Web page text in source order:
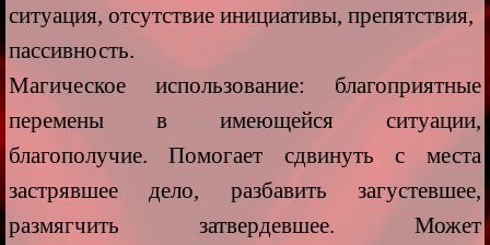
ситуация, отсутствие инициативы, препятствия,
пассивность.
Магическое использование: благоприятные
перемены в имеющейся ситуации,
благополучие. Помогает сдвинуть с места
застрявшее дело, разбавить загустевшее,
размягчить затвердевшее. Может